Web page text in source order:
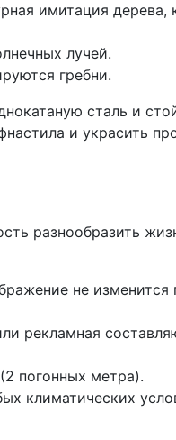
имитация
лучей.
гребни.
сталь и
и украсить
разнообразить
не
рекламная
погонных метра).
климатических